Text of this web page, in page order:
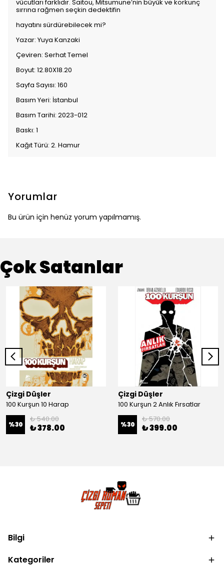
vücutları farklıdır. Saitou, Mitsumune’nin büyük ve korkunç
sırrına rağmen seçkin dedektifin
hayatını sürdürebilecek mi?
Yazar: Yuya Kanzaki
Çeviren: Serhat Temel
Boyut: 12.80X18.20
Sayfa Sayısı: 160
Basım Yeri: İstanbul
Basım Tarihi: 2023-012
Baskı: 1
Kağıt Türü: 2. Hamur
Yorumlar
Bu ürün için henüz yorum yapılmamış.
Çok Satanlar
Çizgi Düşler
100 Kurşun 10 Harap
%30
₺ 540.00
₺ 378.00
Çizgi Düşler
100 Kurşun 2 Anlık Fırsatlar
%30
₺ 570.00
₺ 399.00
Bilgi
Kategoriler